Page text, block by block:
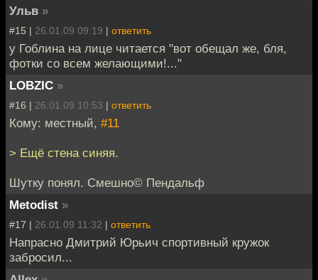
Ульв »
#15 | 26.01.09 09:19 | ответить
у Гоблина на лице читается "вот обещал же, бля,
фотки со всем желающими!..."
LOBZIC »
#16 | 26.01.09 10:53 | ответить
Кому: местный, #11
> Ещё стена синяя.
Шутку понял. Смешно© Пендальф
Metodist »
#17 | 26.01.09 11:32 | ответить
Напрасно Дмитрий Юрьич спортивный кружок
забросил...